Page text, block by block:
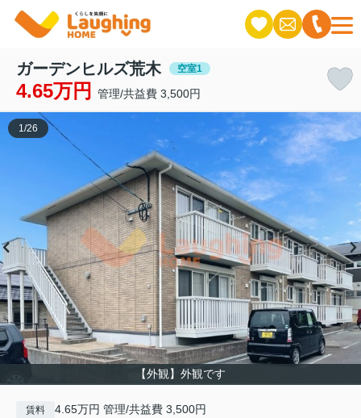
ガーデンヒルズ荒木 空室1
4.65万円 管理/共益費 3,500円
【外観】外観です
1 /26
賃料 4.65万円 管理/共益費 3,500円